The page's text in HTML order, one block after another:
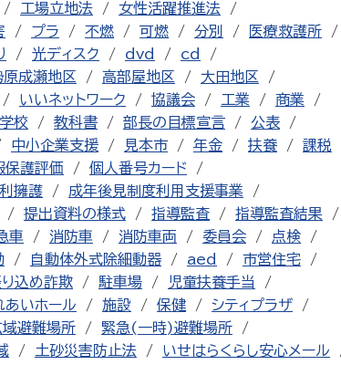
工場立地法
女性活躍推進法
プラ 不燃 可燃 分別
医療救護所
光ディスク dvd
cd
原成瀬地区 高部屋地区
大田地区
いいネットワーク 協議会 工業
商業
校 教科書 部長の目標宣言
公表
中小企業支援 見本市 年金 扶養
課税
保護評価
個人番号カード
擁護
成年後見制度利用支援事業
提出資料の様式 指導監査
指導監査結果
車 消防車 消防車両 委員会
点検
自動体外式除細動器 aed
市営住宅
込め詐欺 駐車場
児童扶養手当
あいホール 施設 保健
シティプラザ
域避難場所
緊急(一時)避難場所
土砂災害防止法
いせはらくらし安心メール